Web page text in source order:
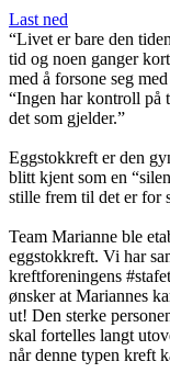
Last ned
“Livet er bare den
tid og noen ganger
med å forsone seg
“Ingen har kontroll på
det som gjelder.”
Eggstokkreft er den
blitt kjent som en
stille frem til det er for
Team Marianne ble
eggstokkreft. Vi har
kreftforeningens
ønsker at Mariannes
ut! Den sterke
skal fortelles langt
når denne typen kreft